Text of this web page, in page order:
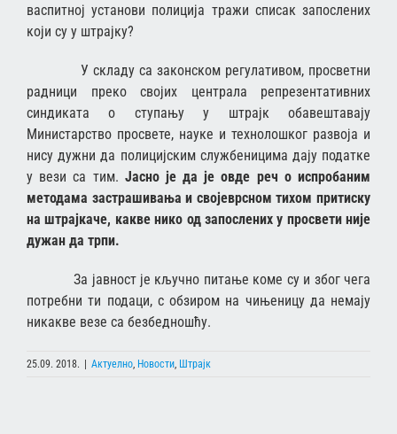
васпитној установи полиција тражи списак запослених
који су у штрајку?
У складу са законском регулативом, просветни
радници преко својих централа репрезентативних
синдиката о ступању у штрајк обавештавају
Министарство просвете, науке и технолошког развоја и
нису дужни да полицијским службеницима дају податке
у вези са тим. Јасно је да је овде реч о испробаним
методама застрашивања и својеврсном тихом притиску
на штрајкаче, какве нико од запослених у просвети није
дужан да трпи.
За јавност је кључно питање коме су и због чега
потребни ти подаци, с обзиром на чињеницу да немају
никакве везе са безбедношћу.
25.09. 2018. | Актуелно Новости Штрајк